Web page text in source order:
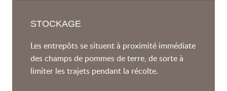
STOCKAGE
Les entrepôts se situent à proximité immédiate
des champs de pommes de terre, de sorte à
limiter les trajets pendant la récolte.